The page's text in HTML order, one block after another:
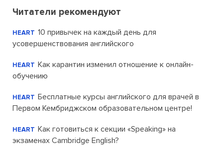
Читатели рекомендуют
HEART 10 привычек на каждый день для
усовершенствования английского
HEART Как карантин изменил отношение к онлайн-
обучению
HEART Бесплатные курсы английского для врачей в
Первом Кембриджском образовательном центре!
HEART Как готовиться к секции «Speaking» на
экзаменах Cambridge English?